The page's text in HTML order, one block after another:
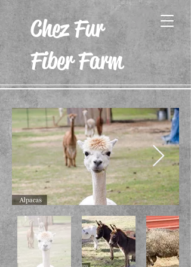
Chez Fur
Fiber Farm